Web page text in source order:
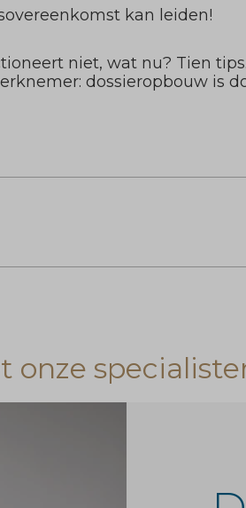
kan leiden!
niet, wat nu? Tien tips.
dossieropbouw is
onze